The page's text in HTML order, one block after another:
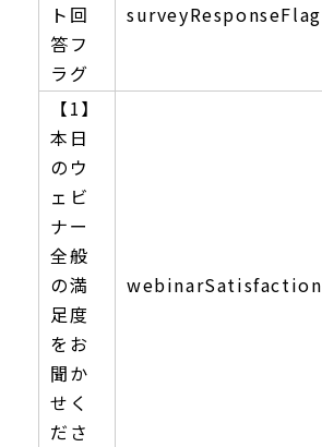
ト回
答フ
ラグ
surveyResponseFlag
【1】
本日
のウ
ェビ
ナー
全般
の満
足度
をお
聞か
せく
ださ
webinarSatisfaction